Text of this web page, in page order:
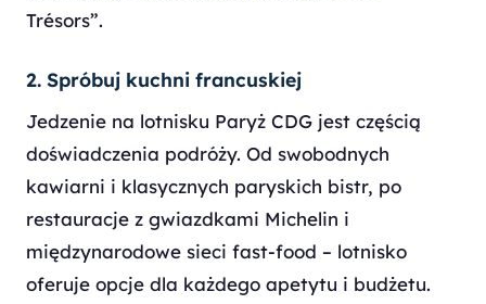
Trésors”.
2. Spróbuj kuchni francuskiej
Jedzenie na lotnisku Paryż CDG jest częścią
doświadczenia podróży. Od swobodnych
kawiarni i klasycznych paryskich bistr, po
restauracje z gwiazdkami Michelin i
międzynarodowe sieci fast-food – lotnisko
oferuje opcje dla każdego apetytu i budżetu.